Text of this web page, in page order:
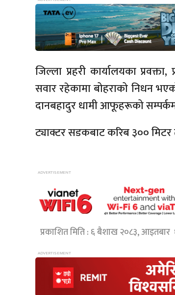
जिल्ला प्रहरी कार्यालयका
सवार रहेकामा बोहराको निधन
दानबहादुर धामी आफूहरूको
ट्याक्टर सडकबाट करिब ३००
प्रकाशित मिति : ६ बैशाख २०८३,